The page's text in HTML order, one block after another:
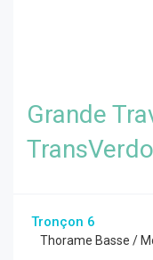
Grande
Tronçon 6
Thorame Basse /